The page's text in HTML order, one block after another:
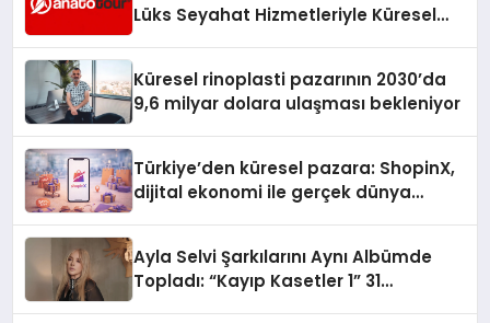
Lüks Seyahat Hizmetleriyle Küresel
Küresel rinoplasti pazarının 2030’da
9,6 milyar dolara ulaşması bekleniyor
Türkiye’den küresel pazara: ShopinX,
dijital ekonomi ile gerçek dünya
Ayla Selvi Şarkılarını Aynı Albümde
Topladı: “Kayıp Kasetler 1” 31